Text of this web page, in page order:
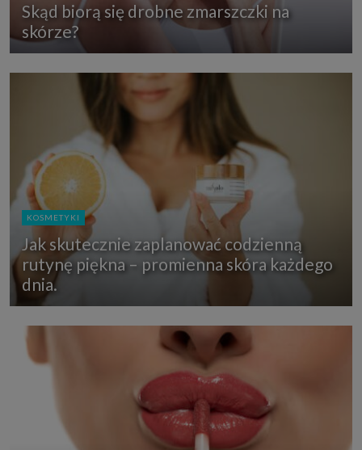
Skąd biorą się drobne zmarszczki na
skórze?
KOSMETYKI
Jak skutecznie zaplanować codzienną
rutynę piękna – promienna skóra każdego
dnia.